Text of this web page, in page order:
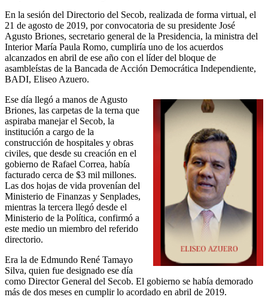
En la sesión del Directorio del Secob, realizada de forma virtual, el
21 de agosto de 2019, por convocatoria de su presidente José
Agusto Briones, secretario general de la Presidencia, la ministra del
Interior María Paula Romo, cumpliría uno de los acuerdos
alcanzados en abril de ese año con el líder del bloque de
asambleístas de la Bancada de Acción Democrática Independiente,
BADI, Eliseo Azuero.
Ese día llegó a manos de Agusto
Briones, las carpetas de la terna que
aspiraba manejar el Secob, la
institución a cargo de la
construcción de hospitales y obras
civiles, que desde su creación en el
gobierno de Rafael Correa, había
facturado cerca de $3 mil millones.
Las dos hojas de vida provenían del
Ministerio de Finanzas y Senplades,
mientras la tercera llegó desde el
Ministerio de la Política, confirmó a
este medio un miembro del referido
directorio.
Era la de Edmundo René Tamayo
Silva, quien fue designado ese día
como Director General del Secob. El gobierno se había demorado
más de dos meses en cumplir lo acordado en abril de 2019.